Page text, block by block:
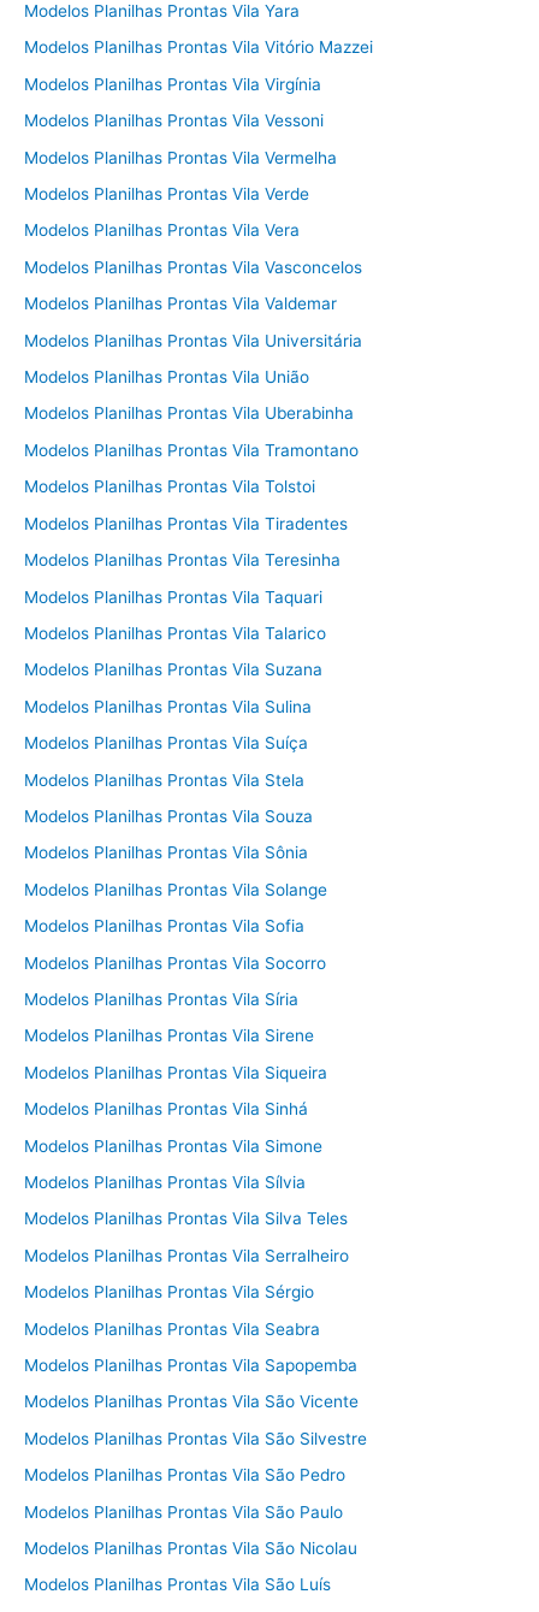
Modelos Planilhas Prontas Vila Yara
Modelos Planilhas Prontas Vila Vitório Mazzei
Modelos Planilhas Prontas Vila Virgínia
Modelos Planilhas Prontas Vila Vessoni
Modelos Planilhas Prontas Vila Vermelha
Modelos Planilhas Prontas Vila Verde
Modelos Planilhas Prontas Vila Vera
Modelos Planilhas Prontas Vila Vasconcelos
Modelos Planilhas Prontas Vila Valdemar
Modelos Planilhas Prontas Vila Universitária
Modelos Planilhas Prontas Vila União
Modelos Planilhas Prontas Vila Uberabinha
Modelos Planilhas Prontas Vila Tramontano
Modelos Planilhas Prontas Vila Tolstoi
Modelos Planilhas Prontas Vila Tiradentes
Modelos Planilhas Prontas Vila Teresinha
Modelos Planilhas Prontas Vila Taquari
Modelos Planilhas Prontas Vila Talarico
Modelos Planilhas Prontas Vila Suzana
Modelos Planilhas Prontas Vila Sulina
Modelos Planilhas Prontas Vila Suíça
Modelos Planilhas Prontas Vila Stela
Modelos Planilhas Prontas Vila Souza
Modelos Planilhas Prontas Vila Sônia
Modelos Planilhas Prontas Vila Solange
Modelos Planilhas Prontas Vila Sofia
Modelos Planilhas Prontas Vila Socorro
Modelos Planilhas Prontas Vila Síria
Modelos Planilhas Prontas Vila Sirene
Modelos Planilhas Prontas Vila Siqueira
Modelos Planilhas Prontas Vila Sinhá
Modelos Planilhas Prontas Vila Simone
Modelos Planilhas Prontas Vila Sílvia
Modelos Planilhas Prontas Vila Silva Teles
Modelos Planilhas Prontas Vila Serralheiro
Modelos Planilhas Prontas Vila Sérgio
Modelos Planilhas Prontas Vila Seabra
Modelos Planilhas Prontas Vila Sapopemba
Modelos Planilhas Prontas Vila São Vicente
Modelos Planilhas Prontas Vila São Silvestre
Modelos Planilhas Prontas Vila São Pedro
Modelos Planilhas Prontas Vila São Paulo
Modelos Planilhas Prontas Vila São Nicolau
Modelos Planilhas Prontas Vila São Luís